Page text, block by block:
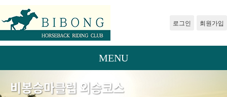
로그인 회원가입
MENU
비봉승마클럽 외승코스